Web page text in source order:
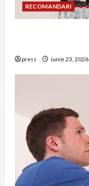
RECOMANDARI
press iunie 23, 2026